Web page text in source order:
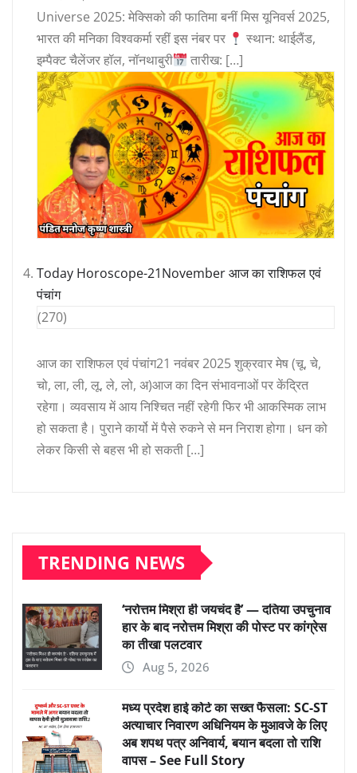
Universe 2025: मेक्सिको की फातिमा बनीं मिस यूनिवर्स 2025,
भारत की मनिका विश्वकर्मा रहीं इस नंबर पर
स्थान: थाईलैंड,
इम्पैक्ट चैलेंजर हॉल, नॉनथाबुरी
तारीख: […]
Today Horoscope-21November आज का राशिफल एवं
पंचांग
(270)
आज का राशिफल एवं पंचांग21 नवंबर 2025 शुक्रवार मेष (चू, चे,
चो, ला, ली, लू, ले, लो, अ)आज का दिन संभावनाओं पर केंद्रित
रहेगा। व्यवसाय में आय निश्चित नहीं रहेगी फिर भी आकस्मिक लाभ
हो सकता है। पुराने कार्यो में पैसे रुकने से मन निराश होगा। धन को
लेकर किसी से बहस भी हो सकती […]
TRENDING NEWS
‘नरोत्तम मिश्रा ही जयचंद है’ — दतिया उपचुनाव
हार के बाद नरोत्तम मिश्रा की पोस्ट पर कांग्रेस
का तीखा पलटवार
Aug 5, 2026
मध्य प्रदेश हाई कोर्ट का सख्त फैसला: SC-ST
अत्याचार निवारण अधिनियम के मुआवजे के लिए
अब शपथ पत्र अनिवार्य, बयान बदला तो राशि
वापस – See Full Story